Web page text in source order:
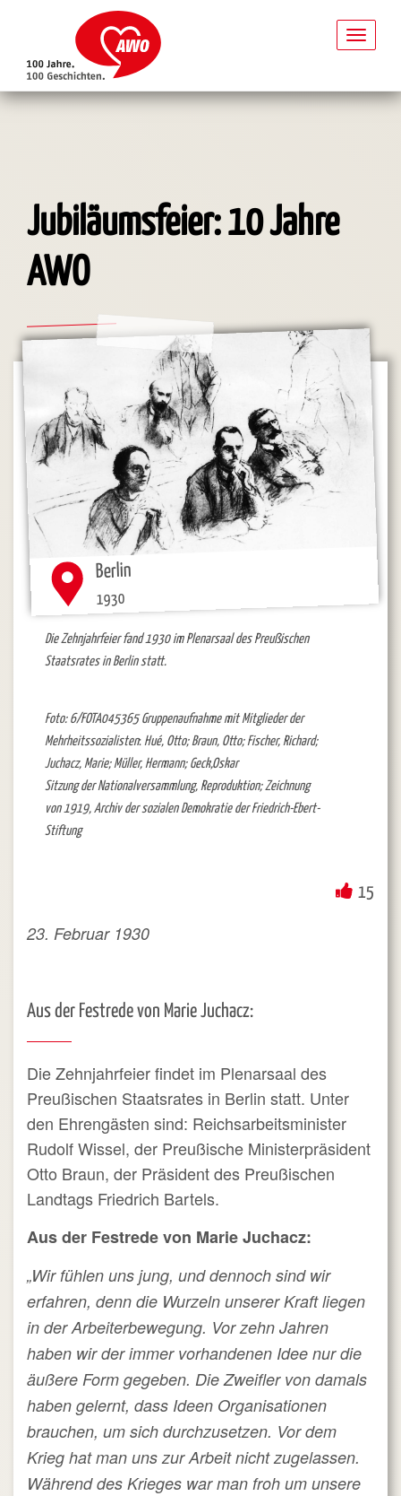
Jubiläumsfeier: 10 Jahre
AWO
Berlin
1930
Die Zehnjahrfeier fand 1930 im Plenarsaal des Preußischen
Staatsrates in Berlin statt.
Foto: 6/FOTA045365 Gruppenaufnahme mit Mitglieder der
Mehrheitssozialisten: Hué, Otto; Braun, Otto; Fischer, Richard;
Juchacz, Marie; Müller, Hermann; Geck,Oskar
Sitzung der Nationalversammlung, Reproduktion; Zeichnung
von 1919, Archiv der sozialen Demokratie der Friedrich-Ebert-
Stiftung
15
23. Februar 1930
Aus der Festrede von Marie Juchacz:
Die Zehnjahrfeier findet im Plenarsaal des
Preußischen Staatsrates in Berlin statt. Unter
den Ehrengästen sind: Reichsarbeitsminister
Rudolf Wissel, der Preußische Ministerpräsident
Otto Braun, der Präsident des Preußischen
Landtags Friedrich Bartels.
Aus der Festrede von Marie Juchacz:
„Wir fühlen uns jung, und dennoch sind wir
erfahren, denn die Wurzeln unserer Kraft liegen
in der Arbeiterbewegung. Vor zehn Jahren
haben wir der immer vorhandenen Idee nur die
äußere Form gegeben. Die Zweifler von damals
haben gelernt, dass Ideen Organisationen
brauchen, um sich durchzusetzen. Vor dem
Krieg hat man uns zur Arbeit nicht zugelassen.
Während des Krieges war man froh um unsere